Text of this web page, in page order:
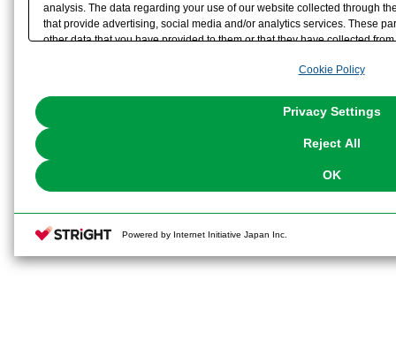
analysis. The data regarding your use of our website collected through
that provide advertising, social media and/or analytics services. These
other data that you have provided to them or that they have collected
the use of all Cookies except for Strictly Necessary Cookies, please
You can change your consent or rejection settings at any time via
Cookie Policy
Privacy Settings
Reject All
OK
Powered by Internet Initiative Japan Inc.